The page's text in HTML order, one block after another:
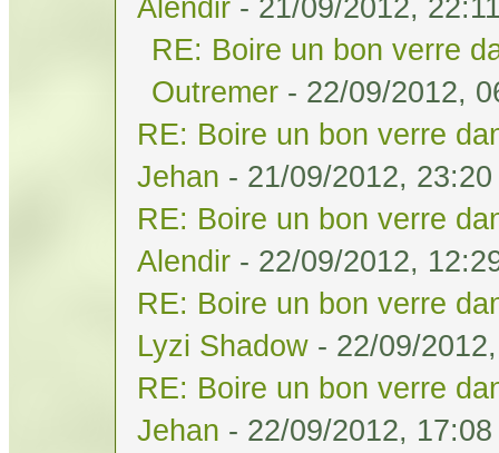
Alendir - 21/09/2012,
RE: Boire un bon verre
Outremer - 22/09/2012,
RE: Boire un bon verre
Jehan - 21/09/2012, 23:20
RE: Boire un bon verre
Alendir - 22/09/2012,
RE: Boire un bon verre
Lyzi Shadow - 22/09/
RE: Boire un bon verre
Jehan - 22/09/2012, 17:08